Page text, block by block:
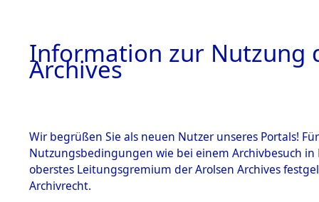
Information zur Nutzung
Archives
Wir begrüßen Sie als neuen Nutzer unseres Portals!
Nutzungsbedingungen wie bei einem Archivbesuch
oberstes Leitungsgremium der Arolsen Archives
Archivrecht.